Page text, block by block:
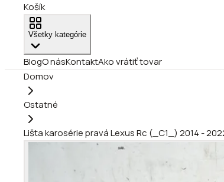
Košík
Všetky kategórie
BlogO násKontaktAko vrátiť tovar
Domov
Ostatné
Lišta karosérie pravá Lexus Rc (_C1_) 2014 -